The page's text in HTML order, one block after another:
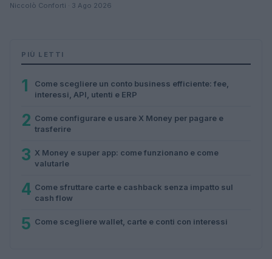
Niccolò Conforti · 3 Ago 2026
PIÙ LETTI
1
Come scegliere un conto business efficiente: fee,
interessi, API, utenti e ERP
2 Come configurare e usare X Money per pagare e
trasferire
3 X Money e super app: come funzionano e come
valutarle
4 Come sfruttare carte e cashback senza impatto sul
cash flow
5 Come scegliere wallet, carte e conti con interessi